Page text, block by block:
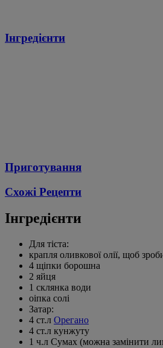
Інгредієнти
Приготування
Схожі Рецепти
Інгредієнти
Для тіста:
крапля оливкової олії, щоб
4 щіпки борошна
2 яйця
1 склянка води
oіпка солі
Затар:
4 ст.л Орегано
4 ст.л кунжуту
1 ч.л Сумах (можна замінити